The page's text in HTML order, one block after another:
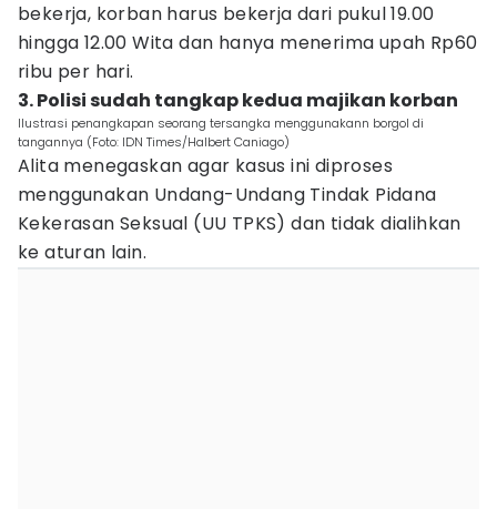
bekerja, korban harus bekerja dari pukul 19.00
hingga 12.00 Wita dan hanya menerima upah Rp60
ribu per hari.
3. Polisi sudah tangkap kedua majikan korban
Ilustrasi penangkapan seorang tersangka menggunakann borgol di
tangannya (Foto: IDN Times/Halbert Caniago)
Alita menegaskan agar kasus ini diproses
menggunakan Undang-Undang Tindak Pidana
Kekerasan Seksual (UU TPKS) dan tidak dialihkan
ke aturan lain.